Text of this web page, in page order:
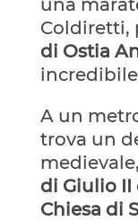
Coldiretti,
di Ostia
A un
trova un
di Giulio II
Chiesa di